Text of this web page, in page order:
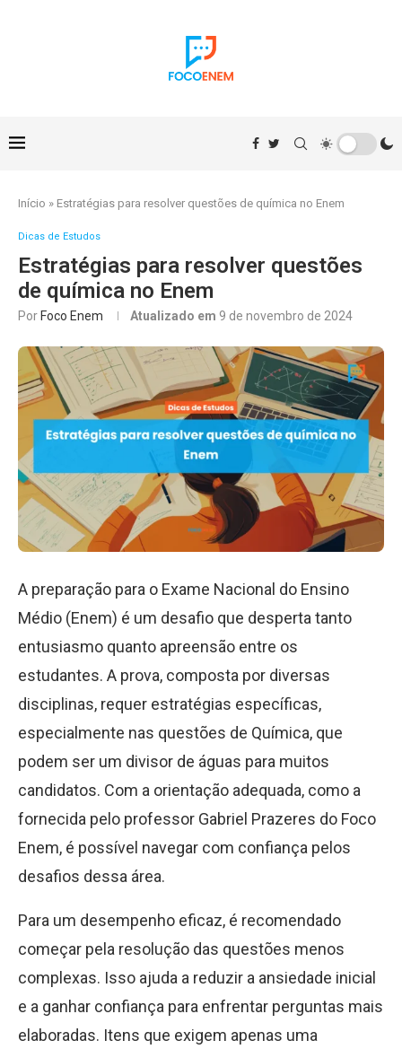
Início » Estratégias para resolver questões de química no Enem
Dicas de Estudos
Estratégias para resolver questões
de química no Enem
Por Foco Enem Atualizado em 9 de novembro de 2024
A preparação para o Exame Nacional do Ensino
Médio (Enem) é um desafio que desperta tanto
entusiasmo quanto apreensão entre os
estudantes. A prova, composta por diversas
disciplinas, requer estratégias específicas,
especialmente nas questões de Química, que
podem ser um divisor de águas para muitos
candidatos. Com a orientação adequada, como a
fornecida pelo professor Gabriel Prazeres do Foco
Enem, é possível navegar com confiança pelos
desafios dessa área.
Para um desempenho eficaz, é recomendado
começar pela resolução das questões menos
complexas. Isso ajuda a reduzir a ansiedade inicial
e a ganhar confiança para enfrentar perguntas mais
elaboradas. Itens que exigem apenas uma